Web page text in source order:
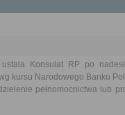
Konsulat RP po
kursu Narodowego Banku
pełnomocnictwa lub